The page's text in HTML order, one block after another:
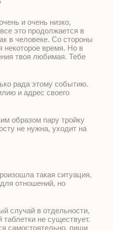
и очень низко,
это продолжается в
в человеке. Со стороны
некоторое время. Но в
твоя любимая. Тебе
рада этому событию.
и адрес своего
образом пару тройку
не нужна, уходит на
такая ситуация,
отношений, но
случай в отдельности,
не существует.
самостоятельно, пиши